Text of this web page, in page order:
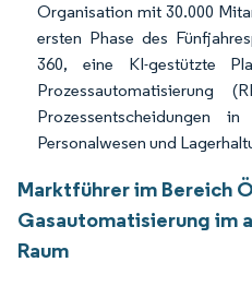
Organisation mit 30.000
ersten Phase des
360, eine KI-gestützte
Prozessautomatisierung
Prozessentscheidungen
Personalwesen und
Marktführer im Bereich
Gasautomatisierung im
Raum